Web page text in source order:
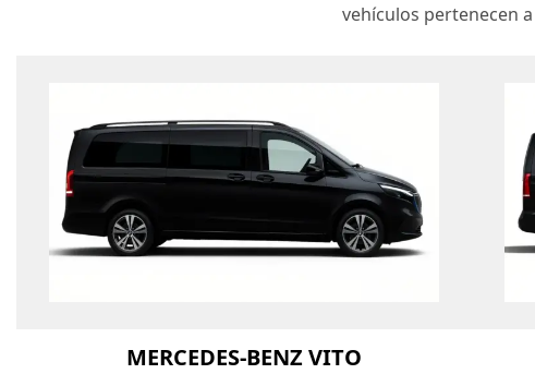
vehículos pertenecen
MERCEDES-BENZ VITO